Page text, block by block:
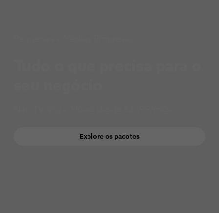
Explore os pacotes